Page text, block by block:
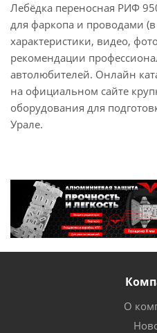
Лебёдка переносная РИФ
для фаркопа и проводами
характеристики, видео,
рекомендации
автолюбителей. Онлайн
на официальном сайте
оборудования для
Урале.
О